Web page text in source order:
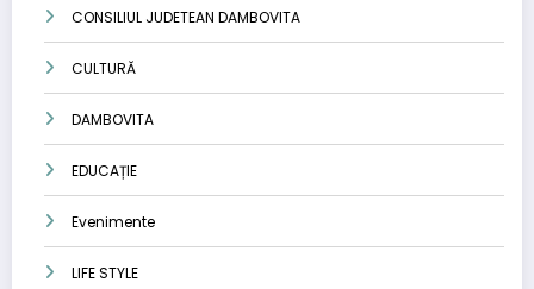
CONSILIUL JUDETEAN DAMBOVITA
CULTURĂ
DAMBOVITA
EDUCAȚIE
Evenimente
LIFE STYLE